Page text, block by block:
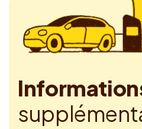
Information
supplément